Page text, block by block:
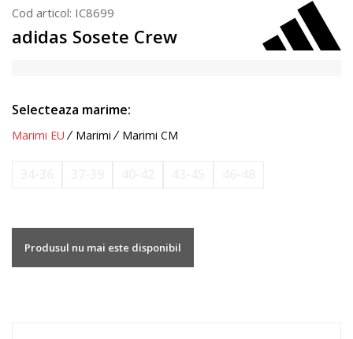
Cod articol: IC8699
adidas Sosete Crew
Selecteaza marime:
Marimi EU Marimi Marimi CM
Produsul nu mai este disponibil